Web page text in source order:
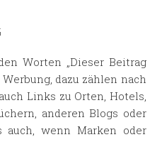
Worten „Dieser Beitrag
dazu zählen nach
Links zu Orten, Hotels,
anderen Blogs oder
auch, wenn Marken oder